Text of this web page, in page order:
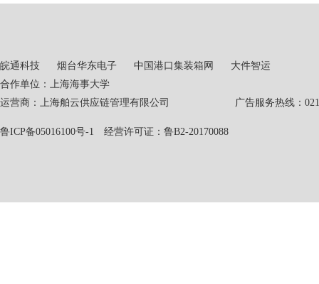
皖通科技 烟台华东电子 中国港口集装箱网
大件智运
合作单位：上海海事大学
运营商：上海舶云供应链管理有限公司 广告服务热线：021-
鲁ICP备05016100号-1 经营许可证：鲁B2-20170088